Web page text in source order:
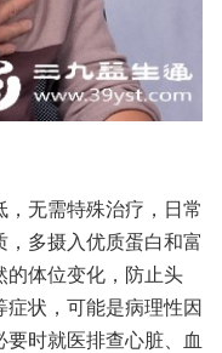
无需特殊治疗，日常
多摄入优质蛋白和富
的体位变化，防止头
状，可能是病理性因
时就医排查心脏、血